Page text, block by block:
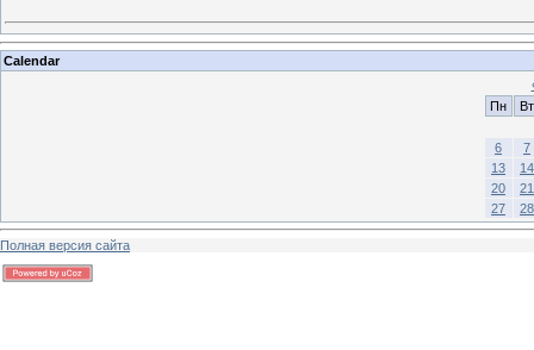
Calendar
Пн
Вт
6
7
13
14
20
21
27
28
Полная версия сайта